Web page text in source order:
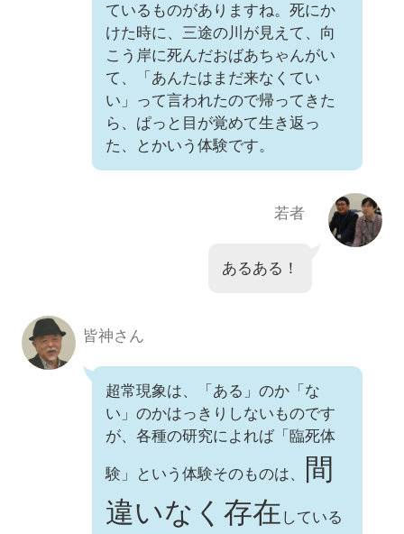
ているものがありますね。死にか
けた時に、三途の川が見えて、向
こう岸に死んだおばあちゃんがい
て、「あんたはまだ来なくてい
い」って言われたので帰ってきた
ら、ぱっと目が覚めて生き返っ
た、とかいう体験です。
若者
あるある！
皆神さん
超常現象は、「ある」のか「な
い」のかはっきりしないものです
が、各種の研究によれば「臨死体
験」という体験そのものは、
間
違いなく存在 している